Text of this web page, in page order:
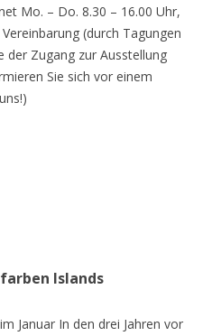
Mo. – Do. 8.30 – 16.00 Uhr,
(durch Tagungen
der Zugang zur Ausstellung
Sie sich vor einem
Islands
Januar In den drei Jahren vor